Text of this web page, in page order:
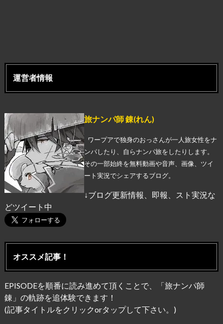
運営者情報
旅ナンパ師 錬(れん)
ワープアで独身のおっさんが一人旅女性をナ
ンパしたり、自らナンパ旅をしたりします。
その一部始終を無料動画や音声、画像、ツイ
ート実況でシェアするブログ。
↓ブログ更新情報、即報、スト実況な
どツイート中
オススメ記事！
EPISODEを順番に読み進めて頂くことで、「旅ナンパ師
錬」の軌跡を追体験できます！
(記事タイトルをクリックorタップして下さい。)